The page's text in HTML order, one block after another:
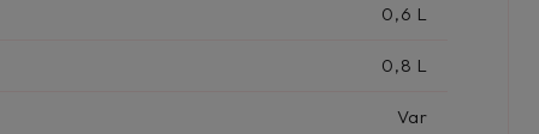
0,6 L
0,8 L
Var